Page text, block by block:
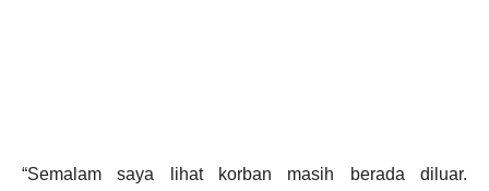
“Semalam saya lihat korban masih berada diluar.